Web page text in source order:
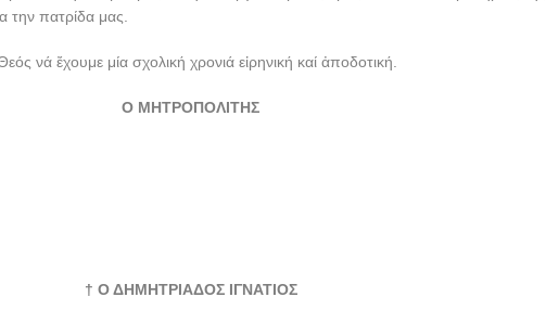
την πατρίδα μας.
νά ἔχουμε μία σχολική χρονιά εἰρηνική καί ἀποδοτική.
Ο ΜΗΤΡΟΠΟΛΙΤΗΣ
† Ο ΔΗΜΗΤΡΙΑΔΟΣ ΙΓΝΑΤΙΟΣ